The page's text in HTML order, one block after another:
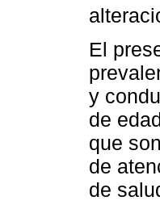
El
y
de
que
de
de